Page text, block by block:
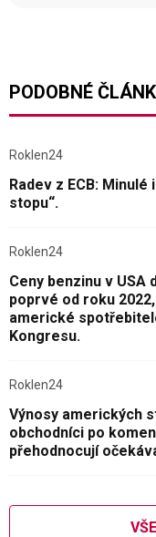
PODOBNÉ
Roklen24
Radev z ECB:
stopu“.
Roklen24
Ceny benzinu v USA
poprvé od roku
americké
Kongresu.
Roklen24
Výnosy amerických
obchodníci po
přehodnocují